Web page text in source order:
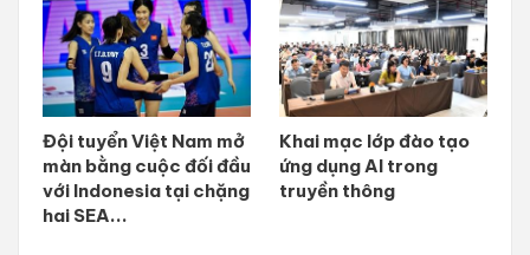
Đội tuyển Việt Nam mở
màn bằng cuộc đối đầu
với Indonesia tại chặng
hai SEA...
Khai mạc lớp đào tạo
ứng dụng AI trong
truyền thông